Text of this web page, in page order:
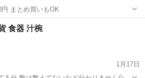
まとめ買いもOK
駅 その他
食器 汁椀
1月17日